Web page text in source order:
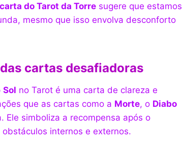
do Tarot da Torre sugere que estamos
mesmo que isso envolva desconforto
cartas desafiadoras
Sol no Tarot é uma carta de clareza e
que as cartas como a Morte, o Diabo
Ele simboliza a recompensa após o
internos e externos.